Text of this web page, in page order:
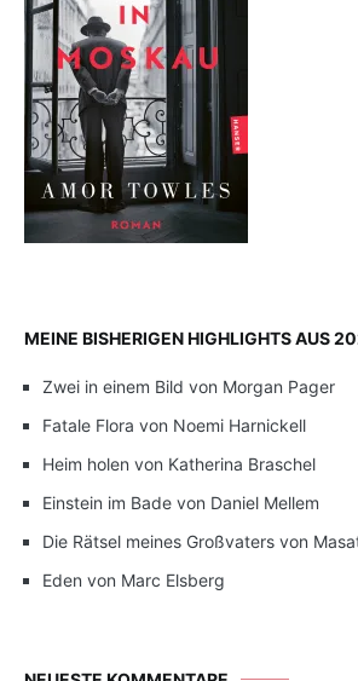
MEINE BISHERIGEN HIGHLIGHTS AUS
Zwei in einem Bild von Morgan Pager
Fatale Flora von Noemi Harnickell
Heim holen von Katherina Braschel
Einstein im Bade von Daniel Mellem
Die Rätsel meines Großvaters von
Eden von Marc Elsberg